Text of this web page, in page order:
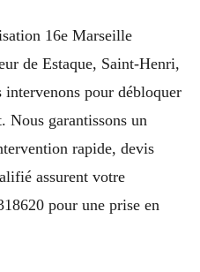
16e Marseille
de Estaque, Saint-Henri,
pour débloquer
Nous garantissons un
rapide, devis
assurent votre
pour une prise en